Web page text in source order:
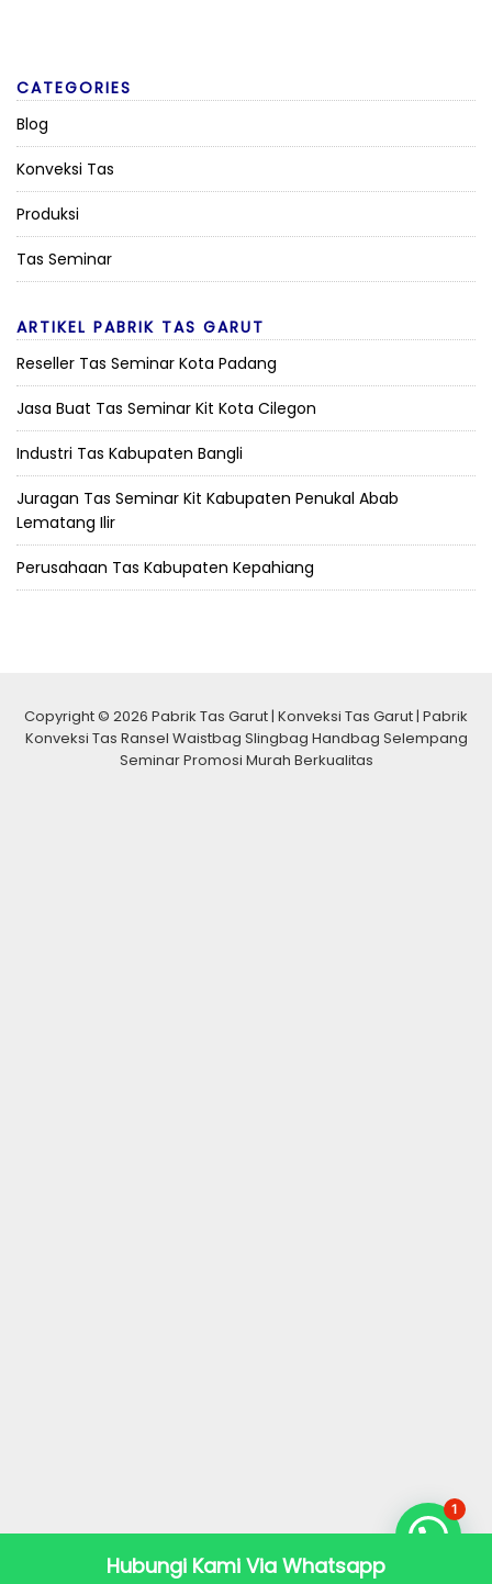
Hubungi Kami Via Whatsapp
CATEGORIES
Blog
Konveksi Tas
Produksi
Tas Seminar
ARTIKEL PABRIK TAS GARUT
Reseller Tas Seminar Kota Padang
Jasa Buat Tas Seminar Kit Kota Cilegon
Industri Tas Kabupaten Bangli
Juragan Tas Seminar Kit Kabupaten Penukal Abab
Lematang Ilir
Perusahaan Tas Kabupaten Kepahiang
Copyright © 2026 Pabrik Tas Garut | Konveksi Tas Garut | Pabrik
Konveksi Tas Ransel Waistbag Slingbag Handbag Selempang
Seminar Promosi Murah Berkualitas
1